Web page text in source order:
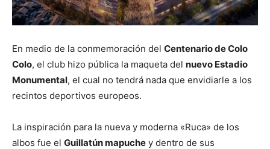
En medio de la conmemoración del Centenario de Colo
Colo, el club hizo pública la maqueta del nuevo Estadio
Monumental, el cual no tendrá nada que envidiarle a los
recintos deportivos europeos.
La inspiración para la nueva y moderna «Ruca» de los
albos fue el Guillatún mapuche y dentro de sus